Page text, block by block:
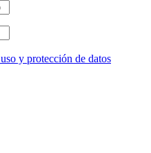
y protección de datos